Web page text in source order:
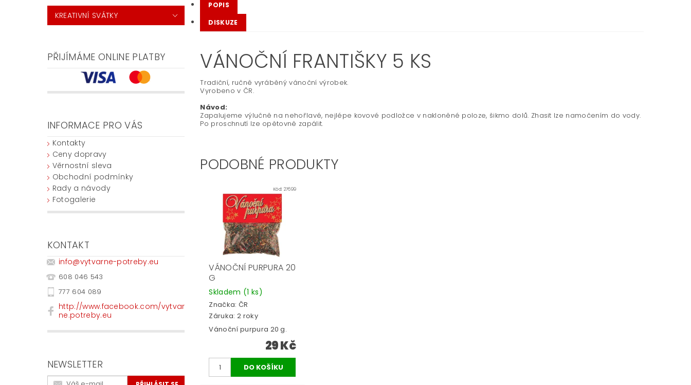
KREATIVNÍ SVÁTKY
PŘIJÍMÁME ONLINE PLATBY
INFORMACE PRO VÁS
Kontakty
Ceny dopravy
Věrnostní sleva
Obchodní podmínky
Rady a návody
Fotogalerie
KONTAKT
info@vytvarne-potreby.eu
608 046 543
777 604 089
http://www.facebook.com/vytvar
ne.potreby.eu
NEWSLETTER
POPIS
DISKUZE
VÁNOČNÍ FRANTIŠKY 5 KS
Tradiční, ručně vyráběný vánoční výrobek.
Vyrobeno v ČR.
Návod:
Zapalujeme výlučně na nehořlavé, nejlépe kovové podložce v nakloněné poloze, šikmo dolů. Zhasit lze namočením do vody.
Po proschnutí lze opětovně zapálit.
PODOBNÉ PRODUKTY
Kód: 27699
VÁNOČNÍ PURPURA 20
G
Skladem (1 ks)
Značka: ČR
Záruka: 2 roky
Vánoční purpura 20 g.
29 Kč